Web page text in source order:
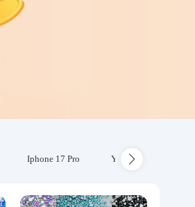
Iphone 17 Pro Yubikey